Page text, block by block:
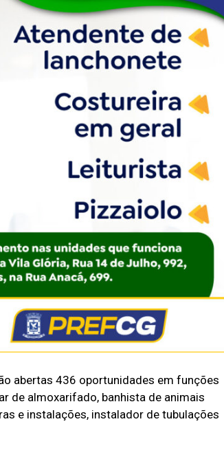
abertas 436 oportunidades em funções
de almoxarifado, banhista de animais
e instalações, instalador de tubulações